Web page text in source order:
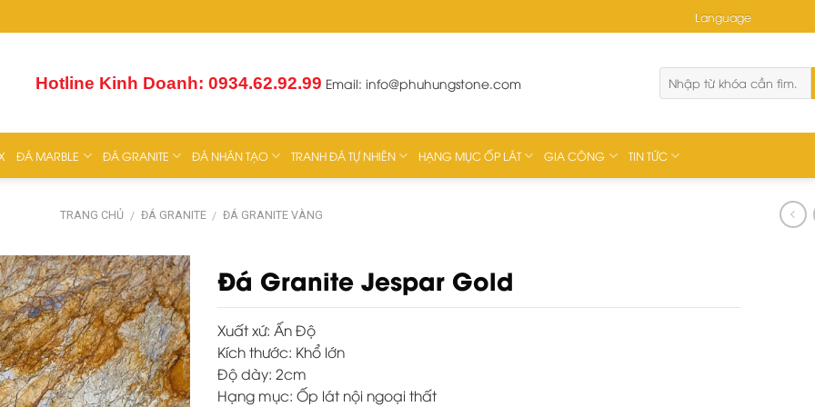
Hotline Kinh Doanh: 0934.62.92.99 Email: info@phuhungstone.com
ĐÁ MARBLE ĐÁ GRANITE ĐÁ NHÂN TẠO TRANH ĐÁ TỰ NHIÊN HẠNG MỤC ỐP LÁT GIA CÔNG TIN TỨC
TRANG CHỦ / ĐÁ GRANITE / ĐÁ GRANITE VÀNG
Đá Granite Jespar Gold
Xuất xứ: Ấn Độ
Kích thước: Khổ lớn
Độ dày: 2cm
Hạng mục: Ốp lát nội ngoại thất
Language